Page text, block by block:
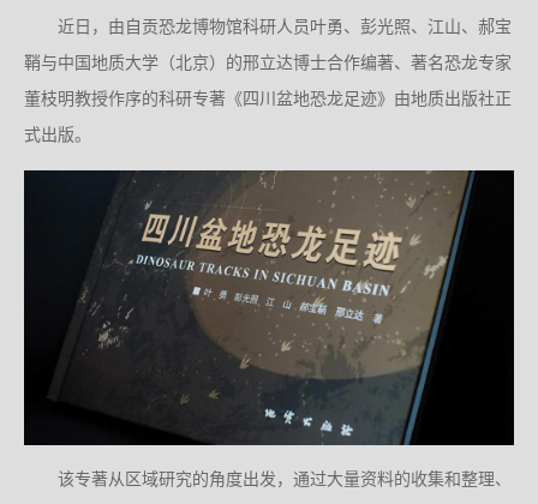
近日，由自贡恐龙博物馆科研人员叶勇、彭光照、江山、郝宝
鞘与中国地质大学（北京）的邢立达博士合作编著、著名恐龙专家
董枝明教授作序的科研专著《四川盆地恐龙足迹》由地质出版社正
式出版。
该专著从区域研究的角度出发，通过大量资料的收集和整理、